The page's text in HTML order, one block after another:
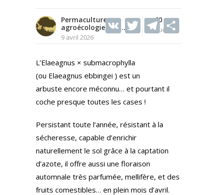
Permaculture,
agroécologie, etc...
9 avril 2026
60
Vues
V T T
a
L’Elaeagnus × submacrophylla
(ou Elaeagnus ebbingei ) est un
arbuste encore méconnu… et pourtant il
coche presque toutes les cases !
Persistant toute l’année, résistant à la
sécheresse, capable d’enrichir
naturellement le sol grâce à la captation
d’azote, il offre aussi une floraison
automnale très parfumée, mellifère, et des
fruits comestibles… en plein mois d’avril.